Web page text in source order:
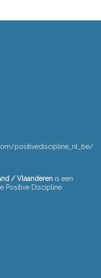
positivediscipline_nl_be/
/ Vlaanderen is een
Positive Discipline